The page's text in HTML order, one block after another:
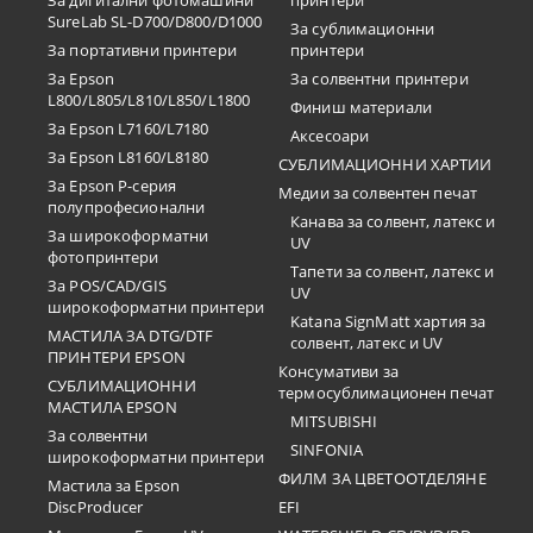
SureLab SL-D700/D800/D1000
За портативни принтери
За Epson
L800/L805/L810/L850/L1800
За Epson L7160/L7180
За Epson L8160/L8180
За Epson P-серия
полупрофесионални
За широкоформатни
фотопринтери
За POS/CAD/GIS
широкоформатни принтери
МАСТИЛА ЗА DTG/DTF
ПРИНТЕРИ EPSON
СУБЛИМАЦИОННИ
МАСТИЛА EPSON
За солвентни
широкоформатни принтери
Мастила за Epson
DiscProducer
За сублимационни
принтери
За солвентни принтери
Финиш материали
Аксесоари
СУБЛИМАЦИОННИ ХАРТИИ
Медии за солвентен печат
Канава за солвент, латекс и
UV
Тапети за солвент, латекс и
UV
Katana SignMatt хартия за
солвент, латекс и UV
Консумативи за
термосублимационен печат
MITSUBISHI
SINFONIA
ФИЛМ ЗА ЦВЕТООТДЕЛЯНЕ
EFI